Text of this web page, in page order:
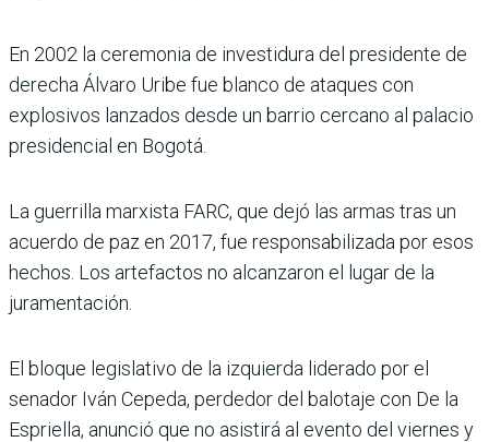
En 2002 la ceremonia de investidura del presidente de
derecha Álvaro Uribe fue blanco de ataques con
explosivos lanzados desde un barrio cercano al palacio
presidencial en Bogotá.
La guerrilla marxista FARC, que dejó las armas tras un
acuerdo de paz en 2017, fue responsabilizada por esos
hechos. Los artefactos no alcanzaron el lugar de la
juramentación.
El bloque legislativo de la izquierda liderado por el
senador Iván Cepeda, perdedor del balotaje con De la
Espriella, anunció que no asistirá al evento del viernes y